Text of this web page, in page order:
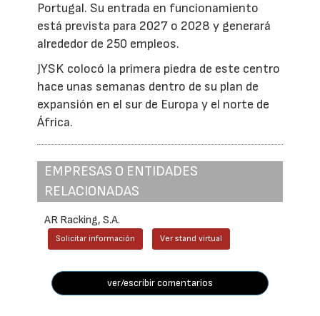
Portugal. Su entrada en funcionamiento
está prevista para 2027 o 2028 y generará
alrededor de 250 empleos.
JYSK colocó la primera piedra de este centro
hace unas semanas dentro de su plan de
expansión en el sur de Europa y el norte de
África.
EMPRESAS O ENTIDADES
RELACIONADAS
AR Racking, S.A.
Solicitar información Ver stand virtual
ver/escribir comentarios